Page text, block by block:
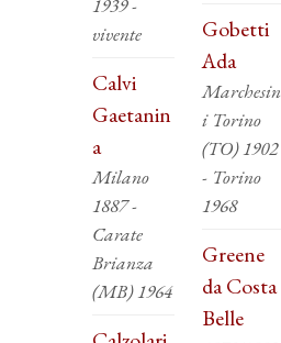
vivente
Calvi
Gaetanin
a
Milano
1887 -
Carate
Brianza
(MB) 1964
Gobetti
Ada
Marchesin
i Torino
(TO) 1902
- Torino
1968
Greene
da Costa
Belle